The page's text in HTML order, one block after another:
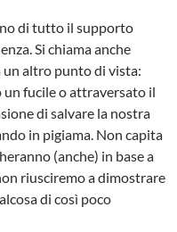
di tutto il supporto
Si chiama anche
un altro punto di vista:
un fucile o attraversato il
di salvare la nostra
in pigiama. Non capita
(anche) in base a
riusciremo a dimostrare
di così poco